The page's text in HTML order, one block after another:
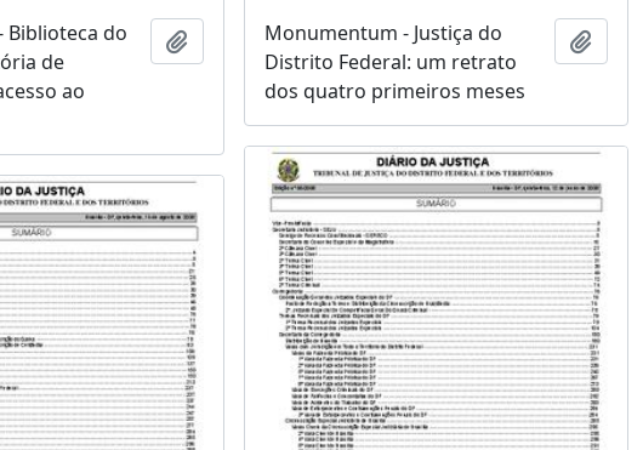
do
de
ao
Adicionar à área de transferência
Monumentum - Justiça do
Distrito Federal: um retrato
dos quatro primeiros meses